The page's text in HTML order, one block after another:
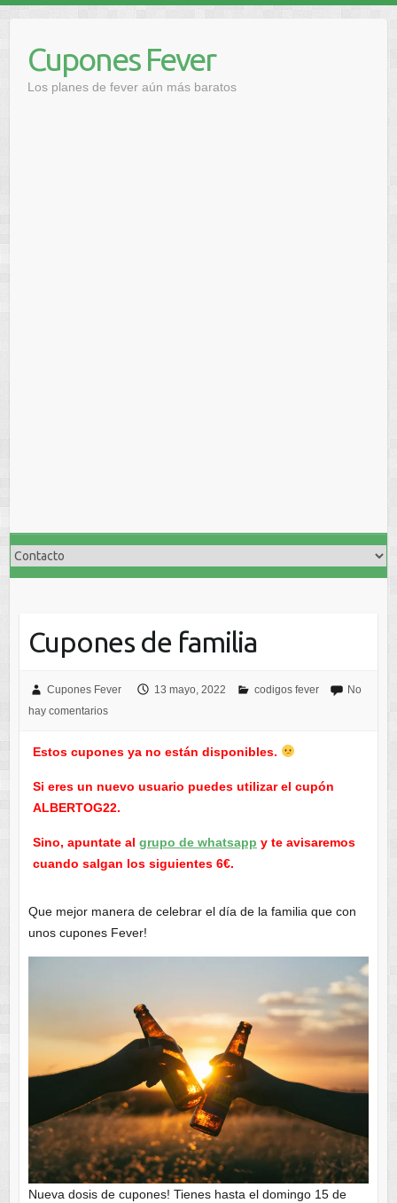
contenidoCupones Fever
Los planes de fever aún más baratos
Cupones de familia
Cupones Fever 13 mayo, 2022 codigos fever
No
hay comentarios
Estos cupones ya no están disponibles.
Si eres un nuevo usuario puedes utilizar el cupón
ALBERTOG22.
Sino, apuntate al grupo de whatsapp y te avisaremos
cuando salgan los siguientes 6€.
Que mejor manera de celebrar el día de la familia que con
unos cupones Fever!
Nueva dosis de cupones! Tienes hasta el domingo 15 de